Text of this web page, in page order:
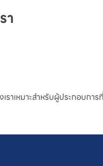
า
าเหมาะสำหรับผู้ประกอบก